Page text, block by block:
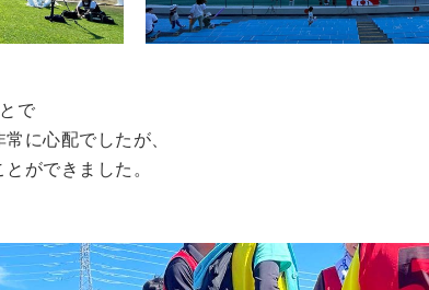
で
に心配でしたが、
ができました。